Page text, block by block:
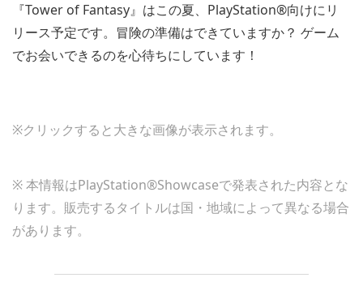
『Tower of Fantasy』はこの夏、PlayStation®向けにリ
リース予定です。冒険の準備はできていますか？ ゲーム
でお会いできるのを心待ちにしています！
and
download
and
download
and
download
and
download
and
download
and
download
※クリックすると大きな画像が表示されます。
※ 本情報はPlayStation®Showcaseで発表された内容とな
ります。販売するタイトルは国・地域によって異なる場合
があります。